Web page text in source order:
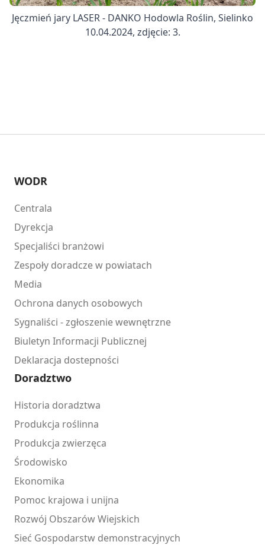
Jęczmień jary LASER - DANKO Hodowla Roślin, Sielinko
10.04.2024, zdjęcie: 3.
WODR
Centrala
Dyrekcja
Specjaliści branżowi
Zespoły doradcze w powiatach
Media
Ochrona danych osobowych
Sygnaliści - zgłoszenie wewnętrzne
Biuletyn Informacji Publicznej
Deklaracja dostepności
Doradztwo
Historia doradztwa
Produkcja roślinna
Produkcja zwierzęca
Środowisko
Ekonomika
Pomoc krajowa i unijna
Rozwój Obszarów Wiejskich
Sieć Gospodarstw demonstracyjnych